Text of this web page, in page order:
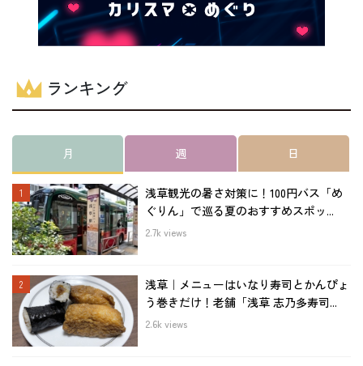
ランキング
月 週 日
浅草観光の暑さ対策に！100円バス「め
ぐりん」で巡る夏のおすすめスポッ...
2.7k views
浅草｜メニューはいなり寿司とかんぴょ
う巻きだけ！老舗「浅草 志乃多寿司...
2.6k views